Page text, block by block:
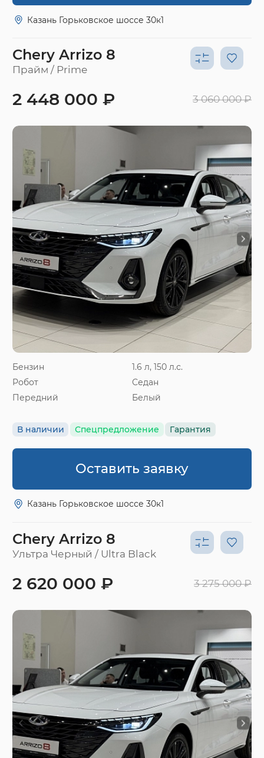
Казань Горьковское шоссе 30к1
Chery Arrizo 8
Прайм / Prime
Бензин
1.6 л, 150 л.с.
Робот
Седан
Передний
Белый
В наличии Спецпредложение Гарантия
2 448 000 ₽ 3 060 000 ₽
Оставить заявку
Казань Горьковское шоссе 30к1
Chery Arrizo 8
Ультра Черный / Ultra Black
2 620 000 ₽ 3 275 000 ₽